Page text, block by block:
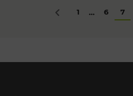
Zurück
1 ... 6 7